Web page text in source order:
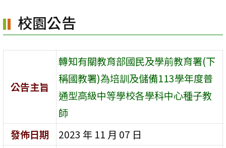
區
校園公告
公告主旨
轉知有關教育部國民及學前教育署(下
稱國教署)為培訓及儲備113學年度普
通型高級中等學校各學科中心種子教
師
發佈日期
2023 年 11 月 07 日